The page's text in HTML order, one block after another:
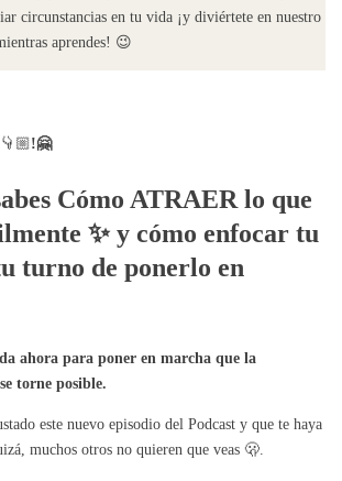
circunstancias en tu vida ¡y diviértete en nuestro
aprendes! 😉
!🤗
Cómo ATRAER lo que
✨ y cómo enfocar tu
turno de ponerlo en
ahora para poner en marcha que la
torne posible.
este nuevo episodio del Podcast y que te haya
muchos otros no quieren que veas 🫢.